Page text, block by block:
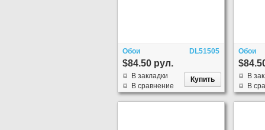
Обои DL51505
$84.50 рул.
В закладки
В сравнение
Обои
В
В